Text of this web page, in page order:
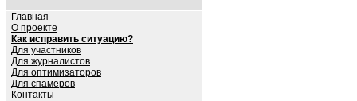
Главная
О проекте
Как исправить ситуацию?
Для участников
Для журналистов
Для оптимизаторов
Для спамеров
Контакты